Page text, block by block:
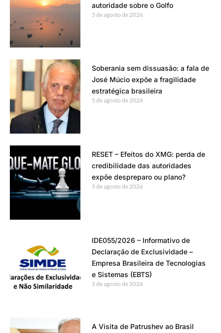
autoridade sobre o Golfo
5 de agosto de 2026
Soberania sem dissuasão: a fala de
José Múcio expõe a fragilidade
estratégica brasileira
5 de agosto de 2026
RESET – Efeitos do XMG: perda de
credibilidade das autoridades
expõe despreparo ou plano?
5 de agosto de 2026
IDE055/2026 – Informativo de
Declaração de Exclusividade –
Empresa Brasileira de Tecnologias
e Sistemas (EBTS)
5 de agosto de 2026
A Visita de Patrushev ao Brasil